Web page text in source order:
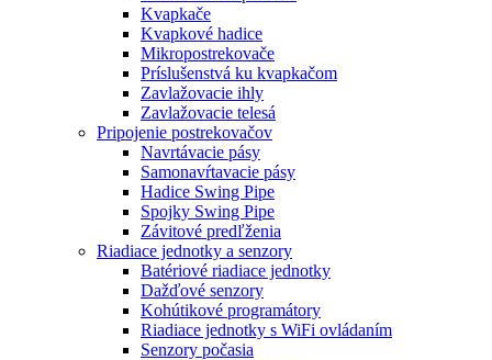
Kvapkače
Kvapkové hadice
Mikropostrekovače
Príslušenstvá ku kvapkačom
Zavlažovacie ihly
Zavlažovacie telesá
Pripojenie postrekovačov
Navrtávacie pásy
Samonavŕtavacie pásy
Hadice Swing Pipe
Spojky Swing Pipe
Závitové predľženia
Riadiace jednotky a senzory
Batériové riadiace jednotky
Dažďové senzory
Kohútikové programátory
Riadiace jednotky s WiFi ovládaním
Senzory počasia